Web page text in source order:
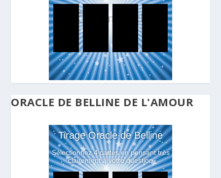
ORACLE DE BELLINE DE L'AMOUR